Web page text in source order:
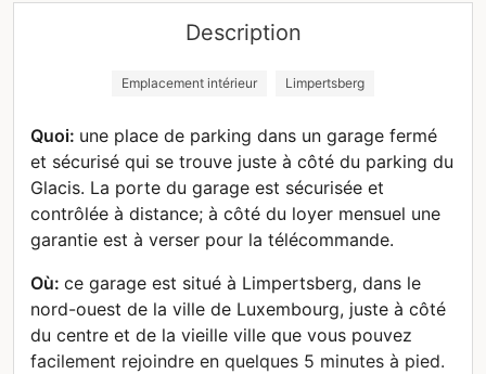
Description
Emplacement intérieur Limpertsberg
Quoi: une place de parking dans un garage fermé
et sécurisé qui se trouve juste à côté du parking du
Glacis. La porte du garage est sécurisée et
contrôlée à distance; à côté du loyer mensuel une
garantie est à verser pour la télécommande.
Où: ce garage est situé à Limpertsberg, dans le
nord-ouest de la ville de Luxembourg, juste à côté
du centre et de la vieille ville que vous pouvez
facilement rejoindre en quelques 5 minutes à pied.